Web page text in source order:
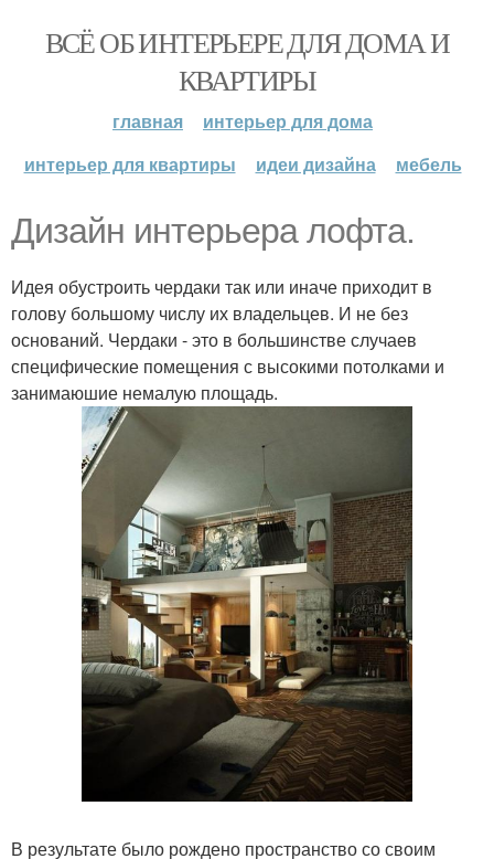
ВСЁ ОБ ИНТЕРЬЕРЕ ДЛЯ ДОМА И
КВАРТИРЫ
главная
интерьер для дома
интерьер для квартиры
идеи дизайна мебель
Дизайн интерьера лофта.
Идея обустроить чердаки так или иначе приходит в
голову большому числу их владельцев. И не без
оснований. Чердаки - это в большинстве случаев
специфические помещения с высокими потолками и
занимаюшие немалую площадь.
В результате было рождено пространство со своим